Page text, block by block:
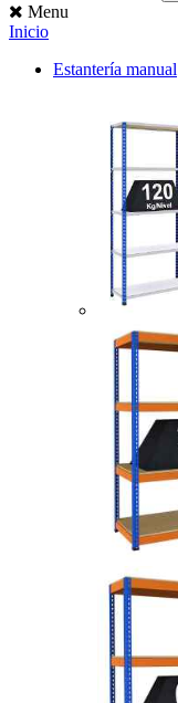
Menu
Inicio
Estantería manual